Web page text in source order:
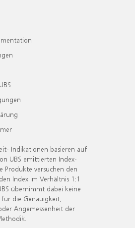
Indikationen basieren auf
UBS emittierten Index-
Produkte versuchen den
Index im Verhältnis 1:1
übernimmt dabei keine
die Genauigkeit,
Angemessenheit der